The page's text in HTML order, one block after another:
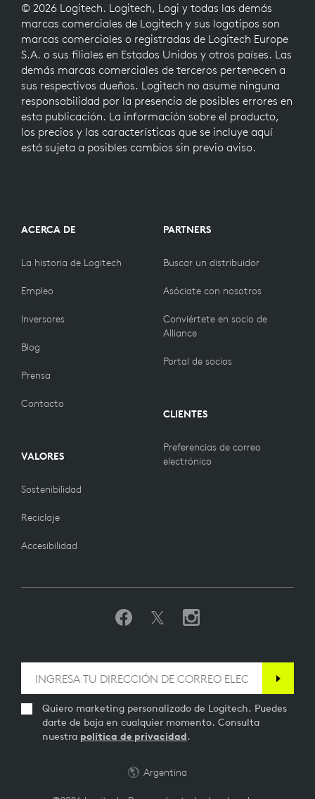
© 2026 Logitech. Logitech, Logi y todas las demás
marcas comerciales de Logitech y sus logotipos son
marcas comerciales o registradas de Logitech Europe
S.A. o sus filiales en Estados Unidos y otros países. Las
demás marcas comerciales de terceros pertenecen a
sus respectivos dueños. Logitech no asume ninguna
responsabilidad por la presencia de posibles errores en
esta publicación. La información sobre el producto,
los precios y las características que se incluye aquí
está sujeta a posibles cambios sin previo aviso.
ACERCA DE
La historia de Logitech
Empleo
Inversores
Blog
Prensa
Contacto
VALORES
Sostenibilidad
Reciclaje
Accesibilidad
PARTNERS
Buscar un distribuidor
Asóciate con nosotros
Conviértete en socio de
Alliance
Portal de socios
CLIENTES
Preferencias de correo
electrónico
Quiero marketing personalizado de Logitech. Puedes
darte de baja en cualquier momento. Consulta
nuestra política de privacidad.
Argentina